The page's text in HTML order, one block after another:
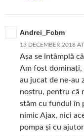
Andrei_Fcbm
13 DECEMBER 2018
Așa se întâmplă
Am fost dominați,
au jucat de ne-au
nostru, pentru că
stăm cu fundul în
nimic Ajax, nici
pompa și cu